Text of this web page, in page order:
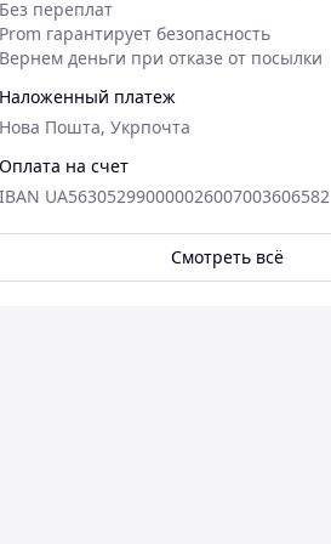
Без переплат
Prom гарантирует безопасность
Вернем деньги при отказе от посылки
Наложенный платеж
Нова Пошта, Укрпочта
Оплата на счет
IBAN UA563052990000026007003606582
Смотреть всё